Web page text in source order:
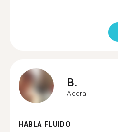
B.
Accra
HABLA FLUIDO